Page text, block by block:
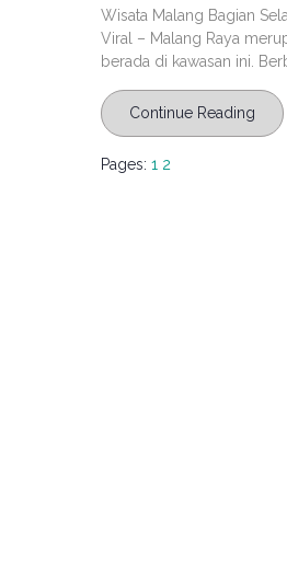
Wisata Malang Bagian
Viral – Malang Raya
berada di kawasan ini.
Continue Reading
Pages: 1 2